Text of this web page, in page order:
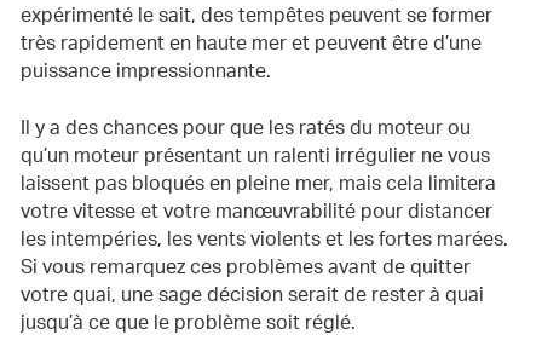
expérimenté le sait, des tempêtes peuvent se former
très rapidement en haute mer et peuvent être d’une
puissance impressionnante.
Il y a des chances pour que les ratés du moteur ou
qu’un moteur présentant un ralenti irrégulier ne vous
laissent pas bloqués en pleine mer, mais cela limitera
votre vitesse et votre manœuvrabilité pour distancer
les intempéries, les vents violents et les fortes marées.
Si vous remarquez ces problèmes avant de quitter
votre quai, une sage décision serait de rester à quai
jusqu’à ce que le problème soit réglé.